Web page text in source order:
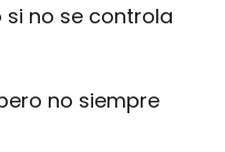
no se controla
no siempre